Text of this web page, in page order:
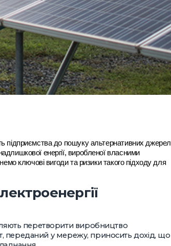
підприємства до пошуку альтернативних джерел
енергії, виробленої власними
ключові вигоди та ризики такого підходу для
перетворити виробництво
переданий у мережу, приносить дохід, що